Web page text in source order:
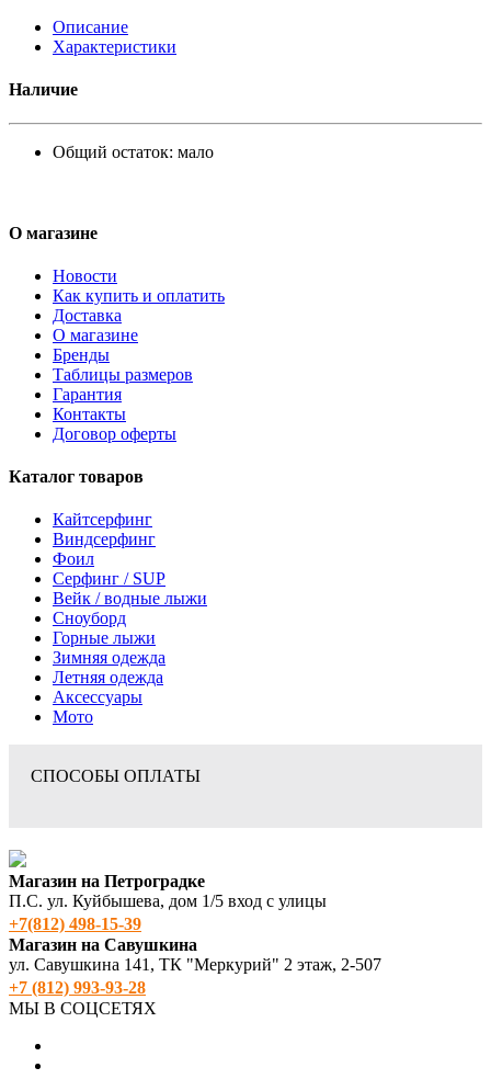
Описание
Характеристики
Наличие
Общий остаток: мало
О магазине
Новости
Как купить и оплатить
Доставка
О магазине
Бренды
Таблицы размеров
Гарантия
Контакты
Договор оферты
Каталог товаров
Кайтсерфинг
Виндсерфинг
Фоил
Серфинг / SUP
Вейк / водные лыжи
Сноуборд
Горные лыжи
Зимняя одежда
Летняя одежда
Аксессуары
Мото
СПОСОБЫ ОПЛАТЫ
Магазин на Петроградке
П.С. ул. Куйбышева, дом 1/5 вход с улицы
+7(812) 498‑15-39
Магазин на Савушкина
ул. Савушкина 141, ТК "Меркурий" 2 этаж, 2-507
+7 (812) 993-93-28
МЫ В СОЦСЕТЯХ